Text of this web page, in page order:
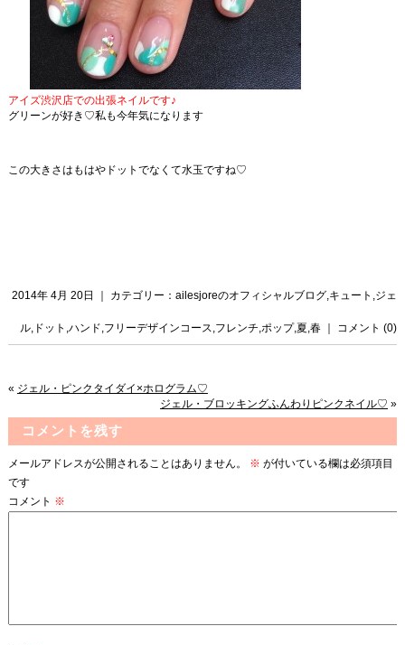
アイズ渋沢店での出張ネイルです♪
グリーンが好き♡私も今年気になります
この大きさはもはやドットでなくて水玉ですね♡
2014年 4月 20日 ｜ カテゴリー：ailesjoreのオフィシャルブログ,キュート ,ジェ
ル, ドット ,ハンド,フリーデザインコース,フレンチ,ポップ,夏,春 コメント (0)
« ジェル・ピンクタイダイ×ホログラム♡
ジェル・ブロッキングふんわりピンクネイル♡ »
コメントを残す
メールアドレスが公開されることはありません。 ※ が付いている欄は必須項目
です
コメント ※